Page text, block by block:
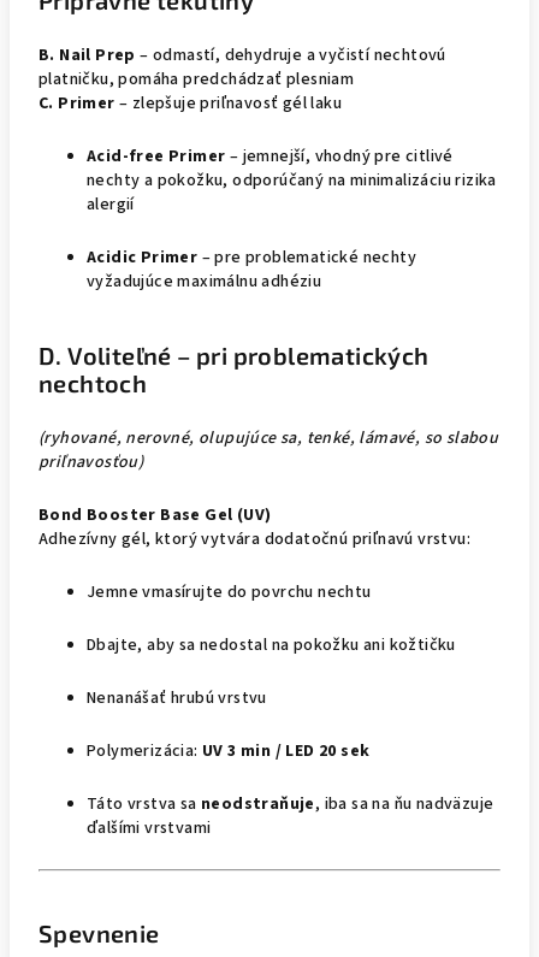
B. Nail Prep – odmastí, dehydruje a vyčistí nechtovú
platničku, pomáha predchádzať plesniam
C. Primer – zlepšuje priľnavosť gél laku
Acid-free Primer – jemnejší, vhodný pre citlivé
nechty a pokožku, odporúčaný na minimalizáciu rizika
alergií
Acidic Primer – pre problematické nechty
vyžadujúce maximálnu adhéziu
D. Voliteľné – pri problematických
nechtoch
(ryhované, nerovné, olupujúce sa, tenké, lámavé, so slabou
priľnavosťou)
Bond Booster Base Gel (UV)
Adhezívny gél, ktorý vytvára dodatočnú priľnavú vrstvu:
Jemne vmasírujte do povrchu nechtu
Dbajte, aby sa nedostal na pokožku ani kožtičku
Nenanášať hrubú vrstvu
Polymerizácia: UV 3 min / LED 20 sek
Táto vrstva sa neodstraňuje, iba sa na ňu nadväzuje
ďalšími vrstvami
Spevnenie